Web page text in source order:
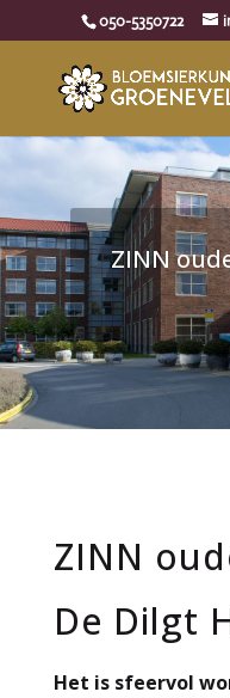
050-5350722
ZINN
ZINN
De Dilgt
Het is sfeervol